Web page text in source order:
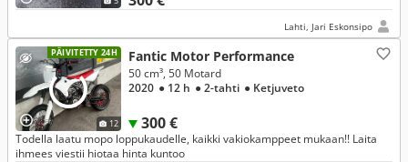
Lahti, Jari Eskonsipo
PÄIVITETTY 24H
12
Fantic Motor Performance
300 €
50 cm³, 50 Motard
2020 ● 12 h ● 2-tahti ● Ketjuveto
Todella laatu mopo loppukaudelle, kaikki vakiokamppeet mukaan!! Laita
ihmees viestii hiotaa hinta kuntoo